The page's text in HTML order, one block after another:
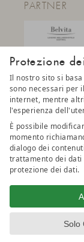
Protezione
Il nostro sito si
sono necessari per
internet, mentre
l'esperienza
È possibile
momento
dialogo dei
trattamento dei dati
protezione dei dati.
Solo
PARTNER
© 2025 AMONTI &
Privacy
Belvita Leading